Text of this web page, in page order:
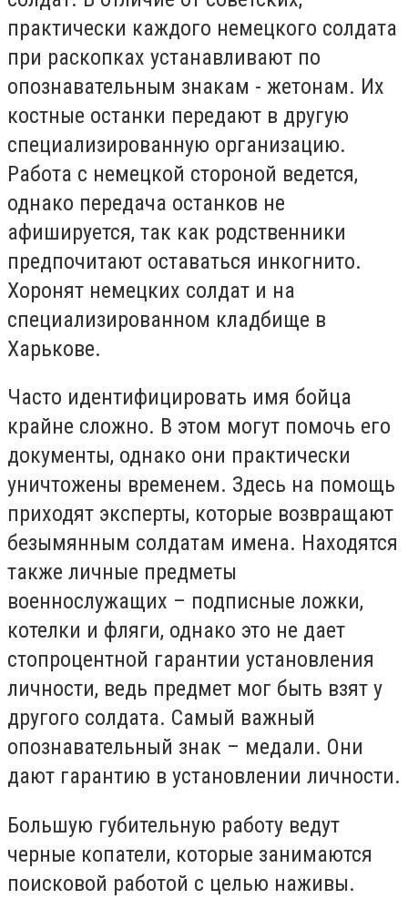
практически каждого немецкого солдата
при раскопках устанавливают по
опознавательным знакам - жетонам. Их
костные останки передают в другую
специализированную организацию.
Работа с немецкой стороной ведется,
однако передача останков не
афишируется, так как родственники
предпочитают оставаться инкогнито.
Хоронят немецких солдат и на
специализированном кладбище в
Харькове.
Часто идентифицировать имя бойца
крайне сложно. В этом могут помочь его
документы, однако они практически
уничтожены временем. Здесь на помощь
приходят эксперты, которые возвращают
безымянным солдатам имена. Находятся
также личные предметы
военнослужащих – подписные ложки,
котелки и фляги, однако это не дает
стопроцентной гарантии установления
личности, ведь предмет мог быть взят у
другого солдата. Самый важный
опознавательный знак – медали. Они
дают гарантию в установлении личности.
Большую губительную работу ведут
черные копатели, которые занимаются
поисковой работой с целью наживы.